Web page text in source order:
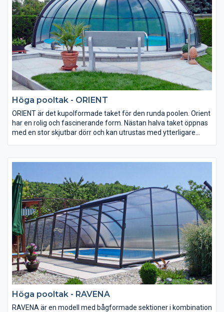
Höga pooltak - ORIENT
ORIENT ​​​​​​​är det kupolformade taket för den runda poolen. Orient
har en rolig och fascinerande form. Nästan halva taket öppnas
med en stor skjutbar dörr och kan utrustas med ytterligare
och mysig atmosfär för sköna varma bad.
Höga pooltak - RAVENA
RAVENA är en modell med bågformade sektioner i kombination